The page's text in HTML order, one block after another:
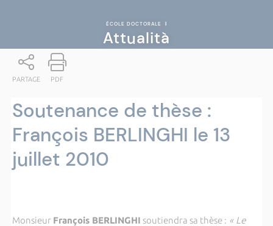
ÉCOLE DOCTORALE |
Attualità
PARTAGE PDF
Soutenance de thèse :
François BERLINGHI le 13
juillet 2010
Monsieur François BERLINGHI soutiendra sa thèse : « Le